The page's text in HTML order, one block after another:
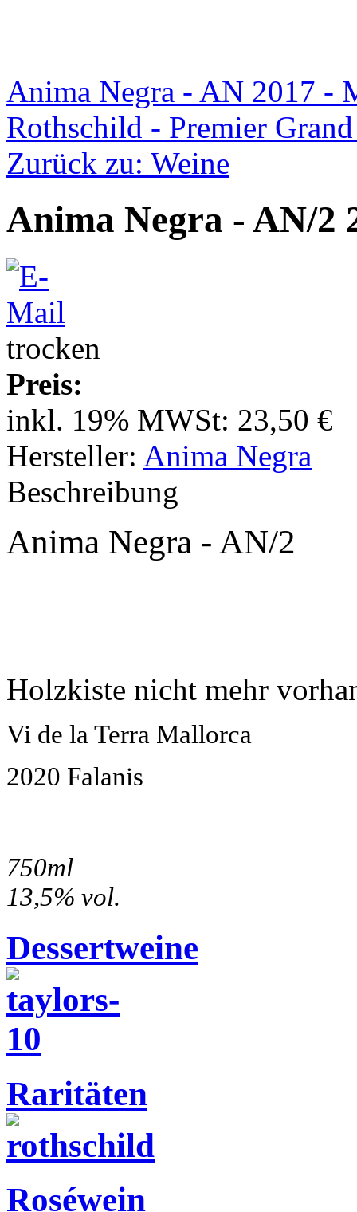
Anima Negra - AN 2017 -
Rothschild - Premier
Zurück zu: Weine
Anima Negra - AN/2
trocken
Preis:
inkl. 19% MWSt: 23,50 €
Hersteller: Anima Negra
Beschreibung
Anima Negra - AN/2
Holzkiste nicht mehr
Vi de la Terra Mallorca
2020 Falanis
750ml
13,5% vol.
Dessertweine
Raritäten
Roséwein